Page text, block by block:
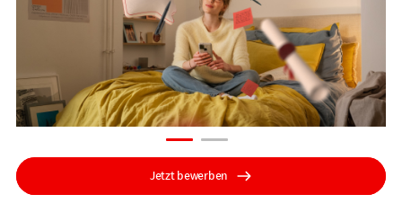
Jetzt bewerben